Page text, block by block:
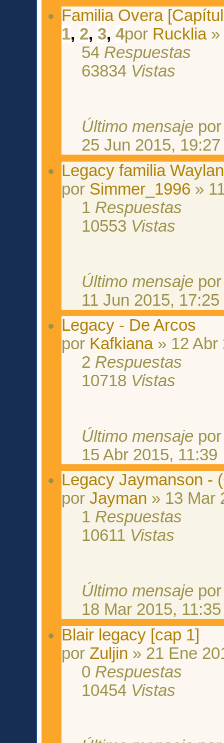
Familia Overa
1, 2, 3,4por Rucklia»
54 Respuestas
63834 Vistas
Último mensaje
25 Jun 2015, 19:27
Legacy familia
por Simmer_1996 »
1 Respuestas
10553 Vistas
Último mensaje
11 Jun 2015, 17:25
Legacy - De Arcos
por Kafkiana» 12 Abr
2 Respuestas
10718 Vistas
Último mensaje
15 Abr 2015, 11:39
Legacy Jaymanson -
porJayman » 13 Mar
1 Respuestas
10611 Vistas
Último mensaje
18 Mar 2015, 11:35
Blair legacy [cap 1]
por Zuljin » 21 Ene
0 Respuestas
10454 Vistas